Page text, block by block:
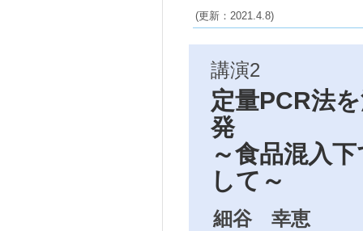
(更新：2021.4.8)
講演2
定量PCR法
発
～食品混入
して～
細谷 幸恵